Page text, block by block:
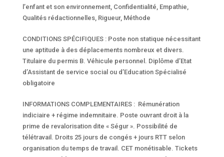
l’enfant et son environnement, Confidentialité, Empathie,
Qualités rédactionnelles, Rigueur, Méthode
CONDITIONS SPÉCIFIQUES : Poste non statique nécessitant
une aptitude à des déplacements nombreux et divers.
Titulaire du permis B. Véhicule personnel. Diplôme d’Etat
d’Assistant de service social ou d’Education Spécialisé
obligatoire
INFORMATIONS COMPLEMENTAIRES : Rémunération
indiciaire + régime indemnitaire. Poste ouvrant droit à la
prime de revalorisation dite « Ségur ». Possibilité de
télétravail. Droits 25 jours de congés + jours RTT selon
organisation du temps de travail. CET monétisable. Tickets